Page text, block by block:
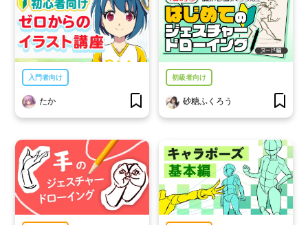
入門者向け
たか
初級者向け
砂糖ふくろう